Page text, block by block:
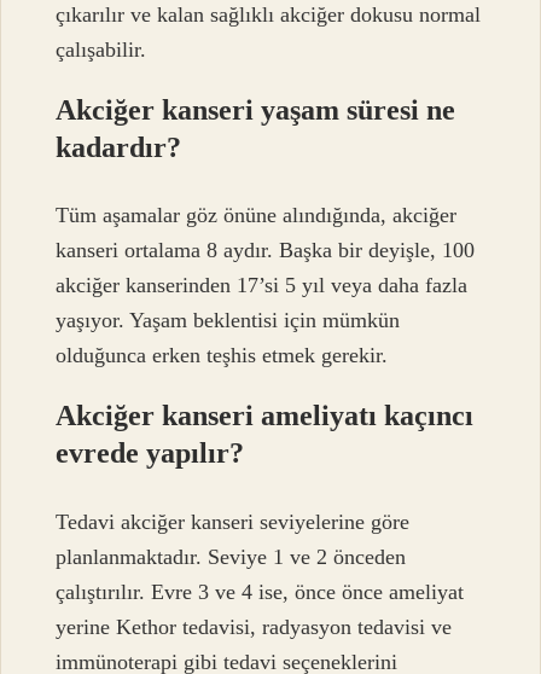
çıkarılır ve kalan sağlıklı akciğer dokusu normal
çalışabilir.
Akciğer kanseri yaşam süresi ne
kadardır?
Tüm aşamalar göz önüne alındığında, akciğer
kanseri ortalama 8 aydır. Başka bir deyişle, 100
akciğer kanserinden 17’si 5 yıl veya daha fazla
yaşıyor. Yaşam beklentisi için mümkün
olduğunca erken teşhis etmek gerekir.
Akciğer kanseri ameliyatı kaçıncı
evrede yapılır?
Tedavi akciğer kanseri seviyelerine göre
planlanmaktadır. Seviye 1 ve 2 önceden
çalıştırılır. Evre 3 ve 4 ise, önce önce ameliyat
yerine Kethor tedavisi, radyasyon tedavisi ve
immünoterapi gibi tedavi seçeneklerini